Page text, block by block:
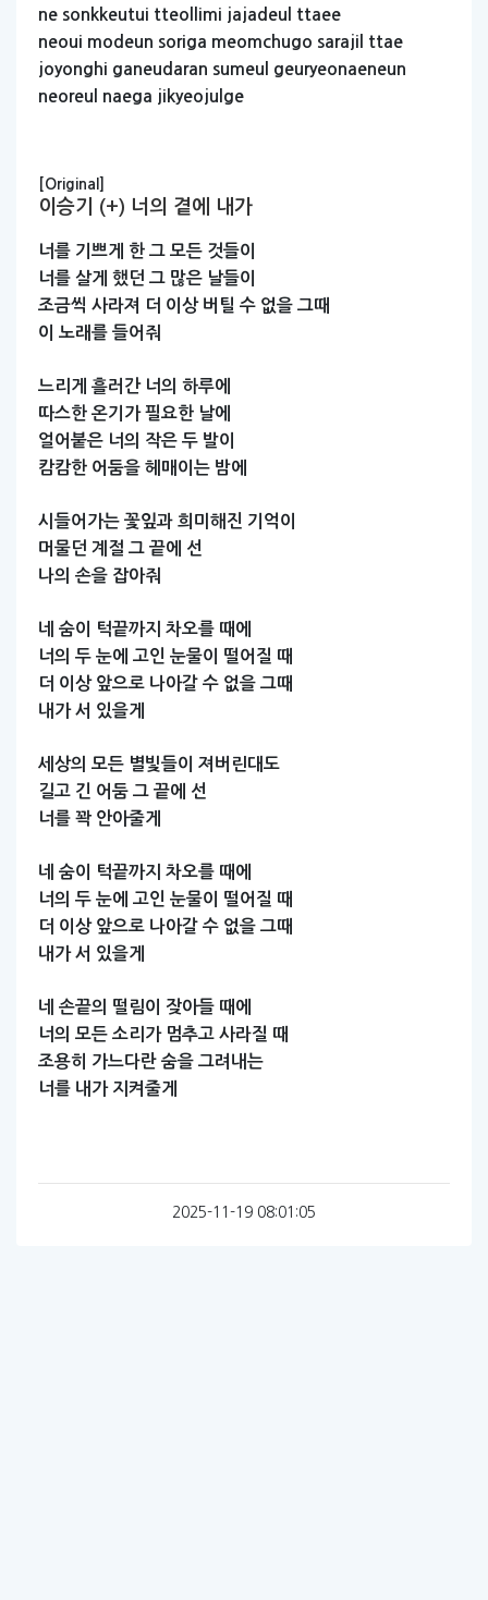
ne sonkkeutui tteollimi jajadeul
ttaee
neoui modeun soriga meomchugo sarajil
ttae
joyonghi ganeudaran sumeul
geuryeonaeneun
neoreul
naega jikyeojulge
[Original]
이승기 (+) 너의 곁에 내가
너를 기쁘게 한 그 모든 것들이
너를 살게 했던 그 많은 날들이
조금씩 사라져 더 이상 버틸 수 없을 그때
이
노래를 들어줘
느리게 흘러간 너의 하루에
따스한 온기가 필요한 날에
얼어붙은 너의 작은 두 발이
캄캄한 어둠을 헤매이는 밤에
시들어가는 꽃잎과 희미해진 기억이
머물던 계절 그 끝에
선
나의 손을 잡아줘
네 숨이 턱끝까지 차오를 때에
너의 두 눈에 고인 눈물이 떨어질 때
더 이상 앞으로 나아갈 수 없을 그때
내가 서 있을게
세상의 모든 별빛들이
져버린대도
길고 긴 어둠 그 끝에
선
너를 꽉 안아줄게
네 숨이 턱끝까지 차오를 때에
너의 두 눈에 고인 눈물이 떨어질 때
더 이상 앞으로 나아갈 수 없을 그때
내가 서 있을게
네 손끝의 떨림이 잦아들 때에
너의 모든 소리가 멈추고 사라질 때
조용히
가느다란 숨을 그려내는
너를 내가 지켜줄게
2025-11-19 08:01:05